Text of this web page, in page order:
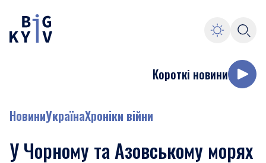
Короткі новини
НовиниУкраїнаХроніки війни
У Чорному та Азовському морях